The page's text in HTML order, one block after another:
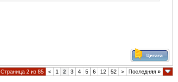
Страница 2 из 85 < 1 2 3 4 5 6 12 52 > Последняя »